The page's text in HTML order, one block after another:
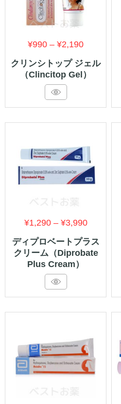
クリンシトップ ジェル
（Clincitop Gel）
¥990–¥2,190価
格
帯:
–
¥2,190
ディプロベートプラス
クリーム（Diprobate
Plus Cream）
¥1,290 –¥3,990価
格
帯:
¥3,990